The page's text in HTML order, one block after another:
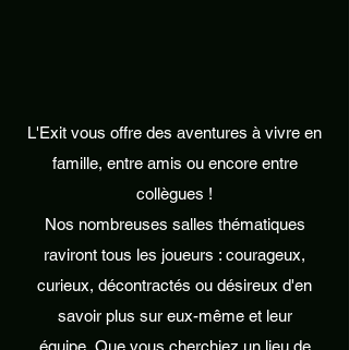
L'Exit vous offre des aventures à vivre en
famille, entre amis ou encore entre
collègues !
Nos nombreuses salles thématiques
raviront tous les joueurs : courageux,
curieux, décontractés ou désireux d'en
savoir plus sur eux-même et leur
équipe. Que vous cherchiez un lieu de